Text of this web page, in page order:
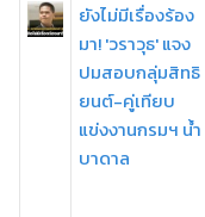
ยังไม่มีเรื่องร้อง
มา! 'วราวุธ' แจง
ปมสอบกลุ่มสิทธิ
ยนต์-คู่เทียบ
แข่งงานกรมฯ น้ำ
บาดาล